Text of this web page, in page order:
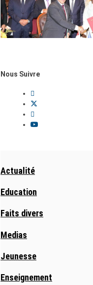
Nous Suivre
Actualité
Education
Faits divers
Medias
Jeunesse
Enseignement